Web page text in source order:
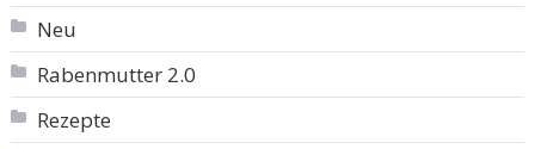
Neu
Rabenmutter 2.0
Rezepte